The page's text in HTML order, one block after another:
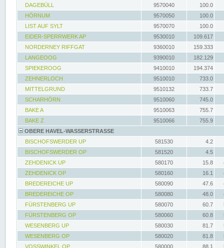
DAGEBÜLL 9570040
100.0
HÖRNUM
9570050
100.0
LIST AUF SYLT
9570070
100.0
EIDER-SPERRWERK AP
9530010
109.617
NORDERNEY RIFFGAT
9360010
159.333
LANGEOOG
9390010
182.129
SPIEKEROOG
9410010
194.374
ZEHNERLOCH
9510010
733.0
MITTELGRUND
9510132
733.7
SCHARHÖRN
9510060
745.0
BAKE A
9510063
755.7
BAKE Z
9510066
755.9
OBERE HAVEL-WASSERSTRASSE
BISCHOFSWERDER UP
581530
4.2
BISCHOFSWERDER OP
581520
4.5
ZEHDENICK UP
580170 15.8
ZEHDENICK OP
580160 16.1
BREDEREICHE UP
580090 47.6
BREDEREICHE OP
580080 48.0
FÜRSTENBERG UP
580070 60.7
FÜRSTENBERG OP
580060 60.8
WESENBERG UP
580030 81.7
WESENBERG OP
580020 81.8
VOSSWINKEL OP
580000 88.1